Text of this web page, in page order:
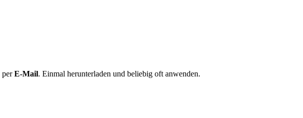
perE-Mail. Einmal herunterladen und beliebig oft anwenden.